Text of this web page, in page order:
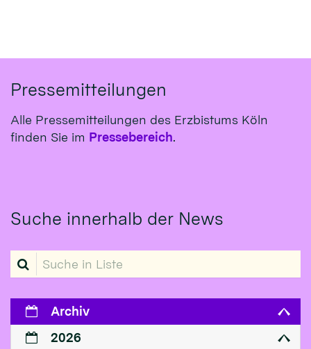
Pressemitteilungen
Alle Pressemitteilungen des Erzbistums Köln
finden Sie im Pressebereich.
Suche innerhalb der News
Suche in Liste
Archiv
2026